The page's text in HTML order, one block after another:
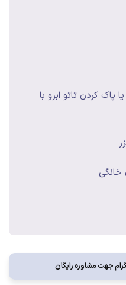
کردن تاتو ابرو با
خانگی
جهت مشاوره رایگان